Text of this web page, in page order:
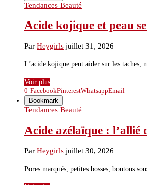
Tendances Beauté
Acide kojique et peau
Par Heygirls juillet 31, 2026
L’acide kojique peut aider sur les
Voir plus
0 FacebookPinterestWhatsappEmail
Bookmark
Tendances Beauté
Acide azélaïque : l’allié
Par Heygirls juillet 30, 2026
Pores marqués, petites bosses, boutons